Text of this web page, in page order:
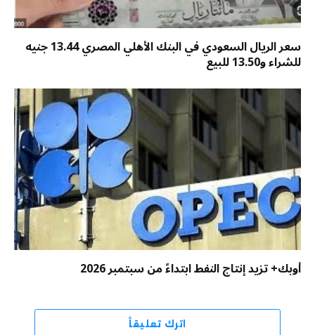
سعر الريال السعودي في البنك الأهلي المصري 13.44 جنيه
للشراء و13.50 للبيع
أوبك+ تزيد إنتاج النفط ابتداءً من سبتمبر 2026
اترك تعليقاً